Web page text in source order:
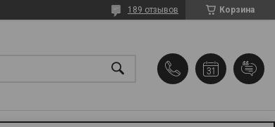
Корзина
189 отзывов